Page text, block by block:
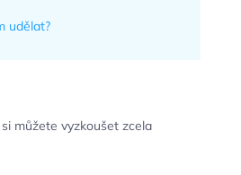
udělat?
můžete vyzkoušet zcela